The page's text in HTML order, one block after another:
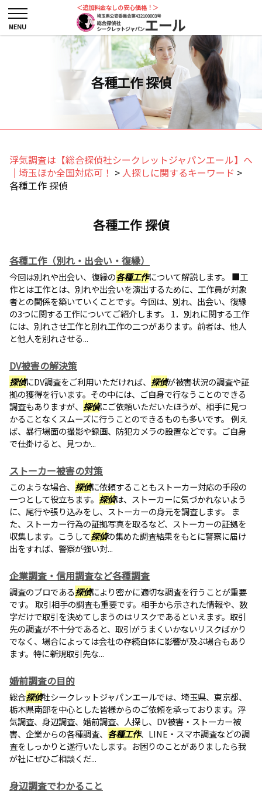
各種工作 探偵
＜追加料金なしの安心価格！＞
浮気調査は【総合探偵社シークレットジャパンエール】へ
｜埼玉ほか全国対応可！ > 人探しに関するキーワード >
各種工作 探偵
各種工作 探偵
各種工作（別れ・出会い・復縁）
今回は別れや出会い、復縁の各種工作について解説します。 ■工
作とは工作とは、別れや出会いを演出するために、工作員が対象
者との関係を築いていくことです。今回は、別れ、出会い、復縁
の3つに関する工作についてご紹介します。 1．別れに関する工作
には、別れさせ工作と別れ工作の二つがあります。前者は、他人
と他人を別れさせる...
DV被害の解決策
探偵にDV調査をご利用いただければ、 探偵が被害状況の調査や証
拠の獲得を行います。その中には、ご自身で行なうことのできる
調査もありますが、 探偵にご依頼いただいたほうが、相手に見つ
かることなくスムーズに行うことのできるものも多いです。 例え
ば、暴行場面の撮影や録画、防犯カメラの設置などです。ご自身
で仕掛けると、見つか...
ストーカー被害の対策
このような場合、 探偵に依頼することもストーカー対応の手段の
一つとして役立ちます。 探偵は、ストーカーに気づかれないよう
に、尾行や張り込みをし、ストーカーの身元を調査します。 ま
た、ストーカー行為の証拠写真を取るなど、ストーカーの証拠を
収集します。こうして探偵の集めた調査結果をもとに警察に届け
出をすれば、警察が強い対...
企業調査・信用調査など各種調査
調査のプロである探偵により密かに適切な調査を行うことが重要
です。 取引相手の調査も重要です。相手から示された情報や、数
字だけで取引を決めてしまうのはリスクであるといえます。取引
先の調査が不十分であると、取引がうまくいかないリスクばかり
でなく、場合によっては会社の存続自体に影響が及ぶ場合もあり
ます。特に新規取引先な...
婚前調査の目的
総合探偵社シークレットジャパンエールでは、埼玉県、東京都、
栃木県南部を中心とした皆様からのご依頼を承っております。浮
気調査、身辺調査、婚前調査、人探し、DV被害・ストーカー被
害、企業からの各種調査、 各種工作、LINE・スマホ調査などの調
査をしっかりと遂行いたします。お困りのことがありましたら我
が社にぜひご相談くだ...
身辺調査でわかること